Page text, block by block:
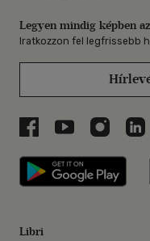
Legyen mindig képben
Iratkozzon fel legfrissebb
Libri a Facebookon
Libri aLibri
Libri